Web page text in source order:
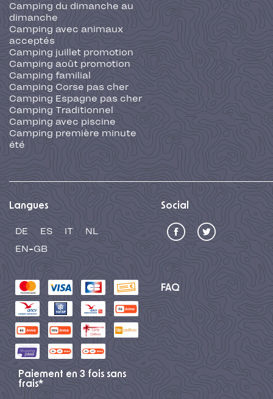
Camping du dimanche au
dimanche
Camping avec animaux
acceptés
Camping juillet promotion
Camping août promotion
Camping familial
Camping Corse pas cher
Camping Espagne pas cher
Camping Traditionnel
Camping avec piscine
Camping première minute
été
Langues
DE ES IT
NL
EN-GB
Social
FAQ
Paiement en 3 fois sans
frais*